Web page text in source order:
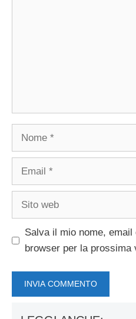
Nome
Email
Sito
Salva il mio nome,
browser per la prossima